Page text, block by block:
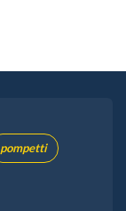
pompetti